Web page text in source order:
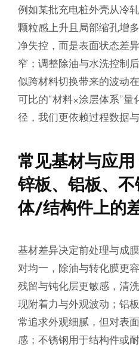
例如某批充电桩外壳从冷
颗粒感上升且局部缩孔增
净失控，而是表面状态差
窄；调整除油与水洗控制
似跨材料切换带来的波动
可比的“材料×涂层体系”量
径，我们更依赖过程数据
常见基材与应
锌板、铝板、
体/结构件上的
基材差异决定前处理与成
对均一，除油与转化膜更
残留与钝化层更敏感，清
现附着力与外观波动；铝
常追求外观细腻，但对表
感；不锈钢用于结构件或